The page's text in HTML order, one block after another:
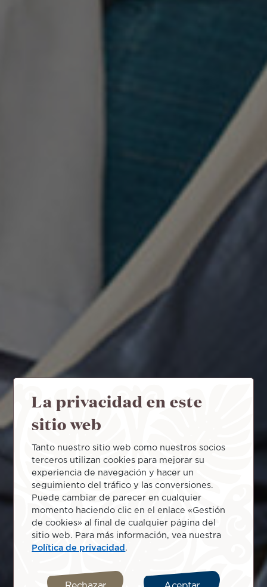
La privacidad en este
sitio web
Tanto nuestro sitio web como nuestros socios
terceros utilizan cookies para mejorar su
experiencia de navegación y hacer un
seguimiento del tráfico y las conversiones.
Puede cambiar de parecer en cualquier
momento haciendo clic en el enlace «Gestión
de cookies» al final de cualquier página del
sitio web. Para más información, vea nuestra
Política de privacidad